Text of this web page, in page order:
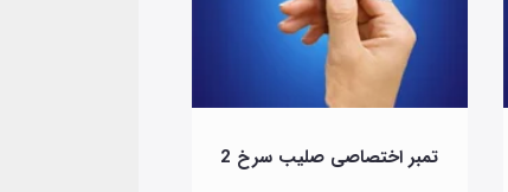
تمبر اختصاصی صلیب سرخ 2